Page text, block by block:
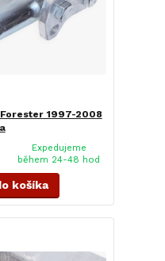
1997-2008
Expedujeme
během 24-48 hod
košíka